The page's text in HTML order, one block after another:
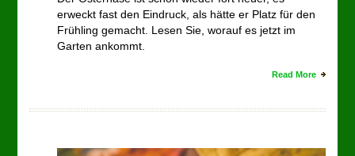
erweckt fast den Eindruck, als hätte er Platz für den
Frühling gemacht. Lesen Sie, worauf es jetzt im
Garten ankommt.
Read More